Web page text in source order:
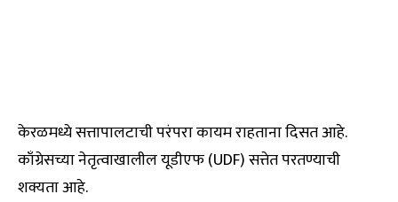
केरळमध्ये सत्तापालटाची परंपरा कायम राहताना दिसत आहे.
काँग्रेसच्या नेतृत्वाखालील यूडीएफ (UDF) सत्तेत परतण्याची
शक्यता आहे.